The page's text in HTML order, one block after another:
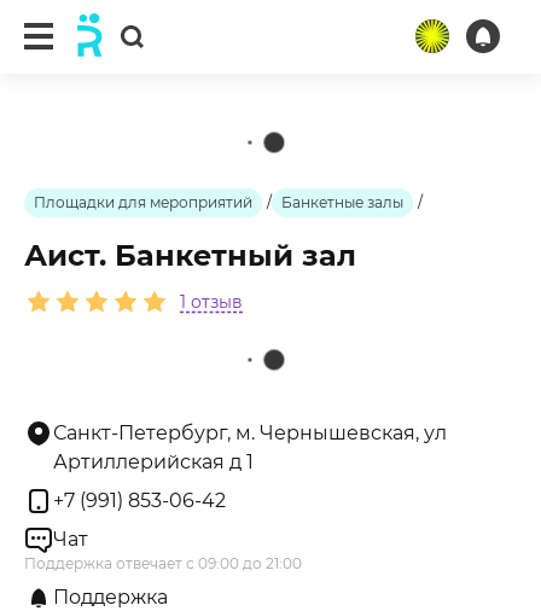
Площадки для мероприятий / Банкетные залы /
Аист. Банкетный зал
1 отзыв
Санкт-Петербург, м. Чернышевская, ул
Артиллерийская д 1
+7 (991) 853-06-42
Чат
Поддержка отвечает с 09:00 до 21:00
Поддержка